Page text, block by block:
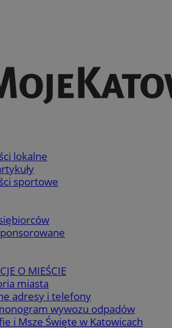
lokalne
sportowe
O MIEŚCIE
miasta
adresy i telefony
wywozu odpadów
i Msze Święte w Katowicach